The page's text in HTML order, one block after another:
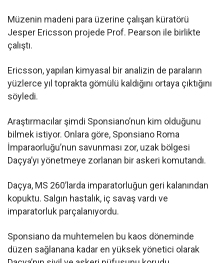
Müzenin madeni para üzerine çalışan küratörü
Jesper Ericsson projede Prof. Pearson ile birlikte
çalıştı.
Ericsson, yapılan kimyasal bir analizin de paraların
yüzlerce yıl toprakta gömülü kaldığını ortaya çıktığını
söyledi.
Araştırmacılar şimdi Sponsiano’nun kim olduğunu
bilmek istiyor. Onlara göre, Sponsiano Roma
İmparaorluğu’nun savunması zor, uzak bölgesi
Daçya’yı yönetmeye zorlanan bir askeri komutandı.
Daçya, MS 260’larda imparatorluğun geri kalanından
kopuktu. Salgın hastalık, iç savaş vardı ve
imparatorluk parçalanıyordu.
Sponsiano da muhtemelen bu kaos döneminde
düzen sağlanana kadar en yüksek yönetici olarak